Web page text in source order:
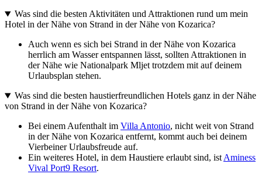
Was sind die besten Aktivitäten und Attraktionen rund um mein
Hotel in der Nähe von Strand in der Nähe von Kozarica?
Auch wenn es sich bei Strand in der Nähe von Kozarica
herrlich am Wasser entspannen lässt, sollten Attraktionen in
der Nähe wie Nationalpark Mljet trotzdem mit auf deinem
Urlaubsplan stehen.
Was sind die besten haustierfreundlichen Hotels ganz in der Nähe
von Strand in der Nähe von Kozarica?
Bei einem Aufenthalt im Villa Antonio, nicht weit von Strand
in der Nähe von Kozarica entfernt, kommt auch bei deinem
Vierbeiner Urlaubsfreude auf.
Ein weiteres Hotel, in dem Haustiere erlaubt sind, ist Aminess
Vival Port9 Resort.